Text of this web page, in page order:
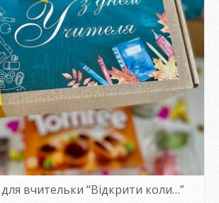
вчительки “Відкрити коли…”